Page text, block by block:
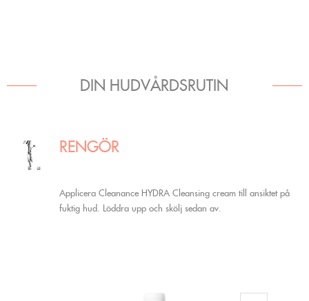
DIN HUDVÅRDSRUTIN
RENGÖR
Applicera Cleanance HYDRA Cleansing cream till ansiktet på
fuktig hud. Löddra upp och skölj sedan av.